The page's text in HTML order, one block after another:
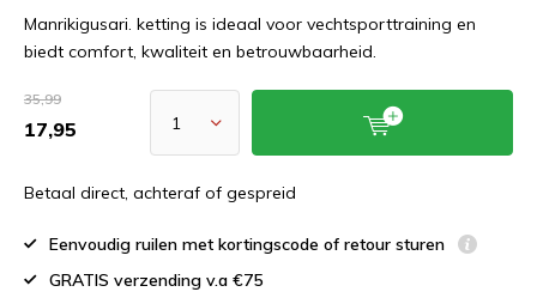
Manrikigusari. ketting is ideaal voor vechtsporttraining en
biedt comfort, kwaliteit en betrouwbaarheid.
35,99
17,95
Betaal direct, achteraf of gespreid
Eenvoudig ruilen met kortingscode of retour sturen
GRATIS verzending v.a €75